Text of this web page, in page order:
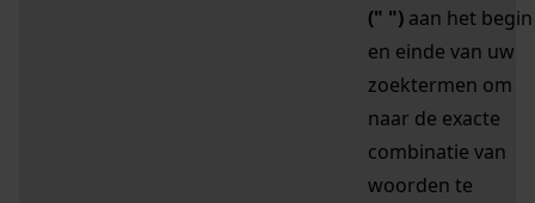
(" ") aan het begin
en einde van uw
zoektermen om
naar de exacte
combinatie van
woorden te